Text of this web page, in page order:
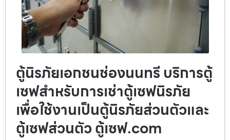
ตู้นิรภัยเอกชนช่องนนทรี บริการตู้
เซฟสำหรับการเช่าตู้เซฟนิรภัย
เพื่อใช้งานเป็นตู้นิรภัยส่วนตัวและ
ตู้เซฟส่วนตัว ตู้เซฟ.com